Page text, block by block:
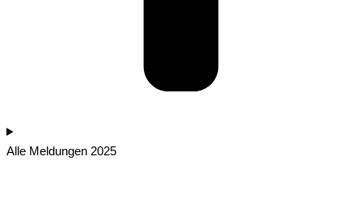
Alle Meldungen 2025